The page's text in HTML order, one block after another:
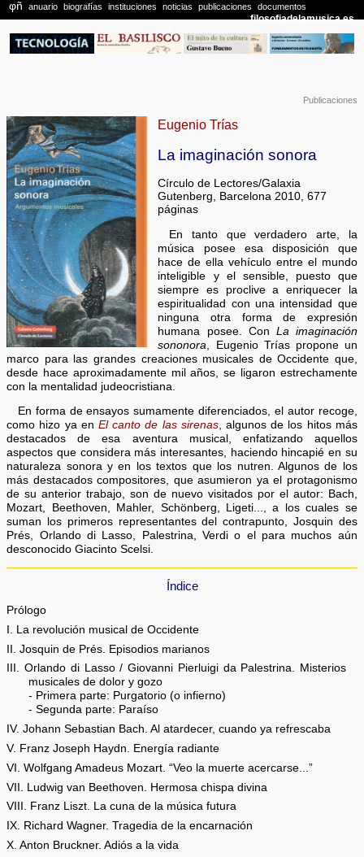
Publicaciones
Eugenio Trías
La imaginación sonora
Círculo de Lectores/Galaxia
Gutenberg, Barcelona 2010, 677
páginas
En tanto que verdadero arte, la
música posee esa disposición que
hace de ella vehículo entre el mundo
inteligible y el sensible, puesto que
siempre es proclive a enriquecer la
espiritualidad con una intensidad que
ninguna otra forma de expresión
humana posee. Con La imaginación
sononora , Eugenio Trías propone un
marco para las grandes creaciones musicales de Occidente que,
desde hace aproximadamente mil años, se ligaron estrechamente
con la mentalidad judeocristiana.
En forma de ensayos sumamente diferenciados, el autor recoge,
como hizo ya en El canto de las sirenas, algunos de los hitos más
destacados de esa aventura musical, enfatizando aquellos
aspectos que considera más interesantes, haciendo hincapié en su
naturaleza sonora y en los textos que los nutren. Algunos de los
más destacados compositores, que asumieron ya el protagonismo
de su anterior trabajo, son de nuevo visitados por el autor: Bach,
Mozart, Beethoven, Mahler, Schönberg, Ligeti..., a los cuales se
suman los primeros representantes del contrapunto, Josquin des
Prés, Orlando di Lasso, Palestrina, Verdi o el para muchos aún
desconocido Giacinto Scelsi.
Índice
Prólogo
I. La revolución musical de Occidente
II. Josquin de Prés. Episodios marianos
III. Orlando di Lasso / Giovanni Pierluigi da Palestrina. Misterios
musicales de dolor y gozo
- Primera parte: Purgatorio (o infierno)
- Segunda parte: Paraíso
IV. Johann Sebastian Bach. Al atardecer, cuando ya refrescaba
V. Franz Joseph Haydn. Energía radiante
VI. Wolfgang Amadeus Mozart. “Veo la muerte acercarse...”
VII. Ludwig van Beethoven. Hermosa chispa divina
VIII. Franz Liszt. La cuna de la música futura
IX. Richard Wagner. Tragedia de la encarnación
X. Anton Bruckner. Adiós a la vida